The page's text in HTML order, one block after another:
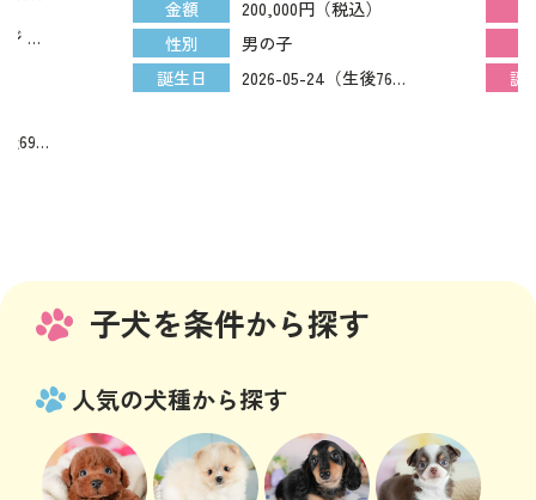
| パピーヴィレッジ アトロ
2026-05-31（生後69日）
金額
200,000円（税込）
性別
男の子
誕生日
2026-05-24（生後76日）
誕
子犬を条件から探す
人気の犬種から探す